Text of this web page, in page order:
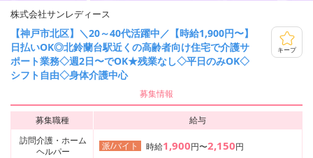
株式会社サンレディース
【神戸市北区】＼20～40代活躍中／【時給1,900円〜】
日払いOK◎北鈴蘭台駅近くの高齢者向け住宅で介護サ
ポート業務◇週2日〜でOK★残業なし◇平日のみOK◇
シフト自由◇身体介護中心
キープ
募集情報
募集職種
給与
訪問介護・ホーム
ヘルパー
派/バイト 時給1,900円〜2,150円